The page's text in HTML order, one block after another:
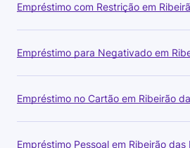
Empréstimo com Restrição em
Empréstimo para Negativado em
Empréstimo no Cartão em Ribeirão
Empréstimo Pessoal em Ribeirão das